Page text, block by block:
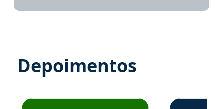
Depoimentos
Estudante José recomenda o Aprova Concursos em
Estudante